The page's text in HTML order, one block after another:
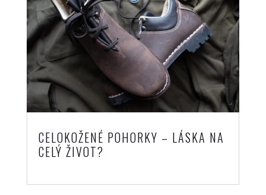
CELOKOŽENÉ POHORKY – LÁSKA NA
CELÝ ŽIVOT?